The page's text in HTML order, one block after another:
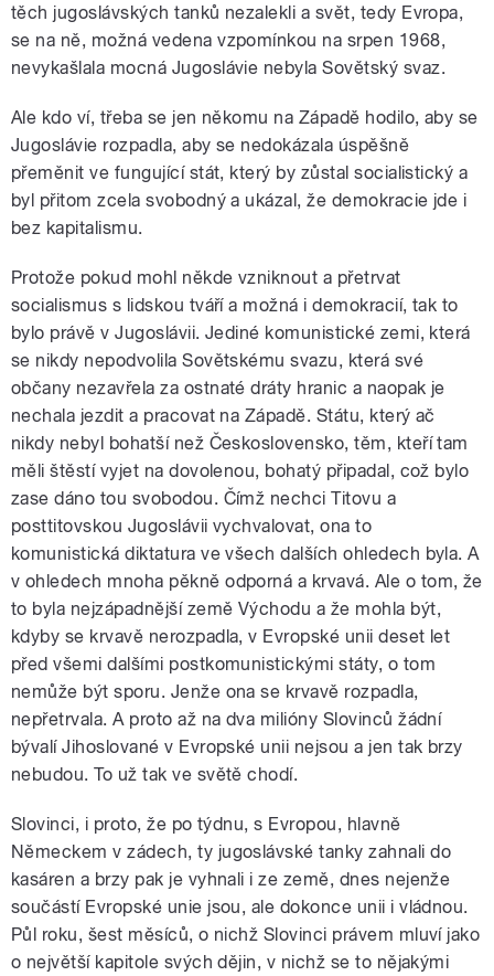
těch jugoslávských tanků nezalekli a svět, tedy Evropa,
se na ně, možná vedena vzpomínkou na srpen 1968,
nevykašlala mocná Jugoslávie nebyla Sovětský svaz.
Ale kdo ví, třeba se jen někomu na Západě hodilo, aby se
Jugoslávie rozpadla, aby se nedokázala úspěšně
přeměnit ve fungující stát, který by zůstal socialistický a
byl přitom zcela svobodný a ukázal, že demokracie jde i
bez kapitalismu.
Protože pokud mohl někde vzniknout a přetrvat
socialismus s lidskou tváří a možná i demokracií, tak to
bylo právě v Jugoslávii. Jediné komunistické zemi, která
se nikdy nepodvolila Sovětskému svazu, která své
občany nezavřela za ostnaté dráty hranic a naopak je
nechala jezdit a pracovat na Západě. Státu, který ač
nikdy nebyl bohatší než Československo, těm, kteří tam
měli štěstí vyjet na dovolenou, bohatý připadal, což bylo
zase dáno tou svobodou. Čímž nechci Titovu a
posttitovskou Jugoslávii vychvalovat, ona to
komunistická diktatura ve všech dalších ohledech byla. A
v ohledech mnoha pěkně odporná a krvavá. Ale o tom, že
to byla nejzápadnější země Východu a že mohla být,
kdyby se krvavě nerozpadla, v Evropské unii deset let
před všemi dalšími postkomunistickými státy, o tom
nemůže být sporu. Jenže ona se krvavě rozpadla,
nepřetrvala. A proto až na dva milióny Slovinců žádní
bývalí Jihoslované v Evropské unii nejsou a jen tak brzy
nebudou. To už tak ve světě chodí.
Slovinci, i proto, že po týdnu, s Evropou, hlavně
Německem v zádech, ty jugoslávské tanky zahnali do
kasáren a brzy pak je vyhnali i ze země, dnes nejenže
součástí Evropské unie jsou, ale dokonce unii i vládnou.
Půl roku, šest měsíců, o nichž Slovinci právem mluví jako
o největší kapitole svých dějin, v nichž se to nějakými